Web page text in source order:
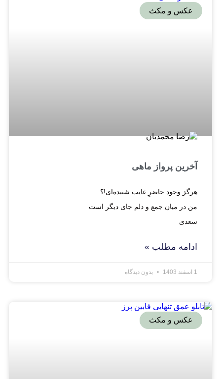
عکس و مکث
آخرین پرواز ماهی
هرگز وجود حاضرِ غایب شنیده‌ای!؟
من در میان جمع و دلم جای دیگر است
سعدی
ادامه مطلب »
1 اسفند 1403 بدون دیدگاه
عکس و مکث